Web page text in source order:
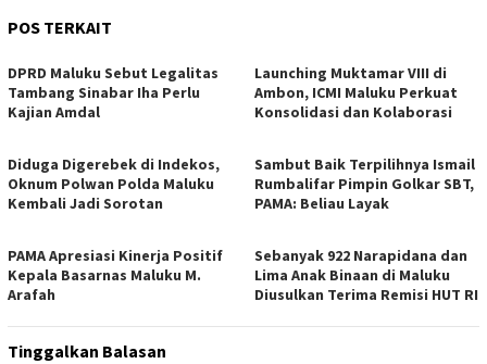
POS TERKAIT
DPRD Maluku Sebut Legalitas
Tambang Sinabar Iha Perlu
Kajian Amdal
Launching Muktamar VIII di
Ambon, ICMI Maluku Perkuat
Konsolidasi dan Kolaborasi
Diduga Digerebek di Indekos,
Oknum Polwan Polda Maluku
Kembali Jadi Sorotan
Sambut Baik Terpilihnya Ismail
Rumbalifar Pimpin Golkar SBT,
PAMA: Beliau Layak
PAMA Apresiasi Kinerja Positif
Kepala Basarnas Maluku M.
Arafah
Sebanyak 922 Narapidana dan
Lima Anak Binaan di Maluku
Diusulkan Terima Remisi HUT RI
Tinggalkan Balasan